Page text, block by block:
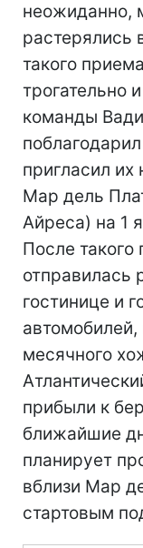
неожиданно,
растерялись
такого
трогательно
команды
пригласил их
Мар дель
Айреса) на 1
После
отправилась
гостинице и
автомобилей,
месячного
прибыли к
ближайшие
планирует
вблизи Мар
стартовым